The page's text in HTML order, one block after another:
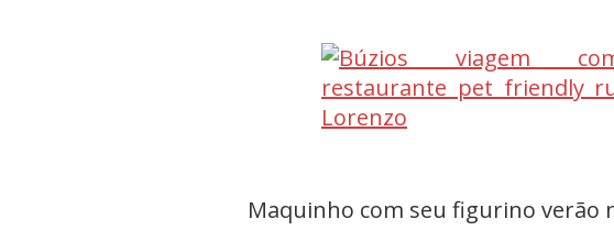
Maquinho com seu figurino verão